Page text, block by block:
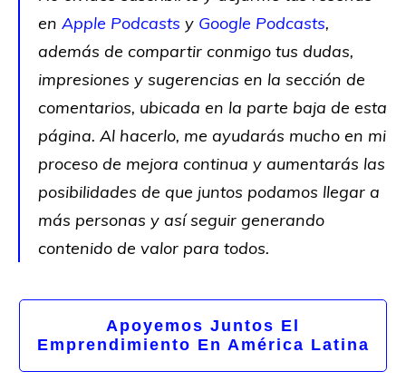
en Apple Podcasts y Google Podcasts,
además de compartir conmigo tus dudas,
impresiones y sugerencias en la sección de
comentarios, ubicada en la parte baja de esta
página. Al hacerlo, me ayudarás mucho en mi
proceso de mejora continua y aumentarás las
posibilidades de que juntos podamos llegar a
más personas y así seguir generando
contenido de valor para todos.
Apoyemos Juntos El
Emprendimiento En América Latina